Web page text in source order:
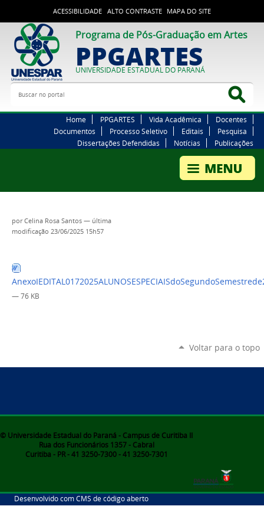
ACESSIBILIDADE ALTO CONTRASTE MAPA DO SITE
Programa de Pós-Graduação em Artes
PPGARTES
UNIVERSIDADE ESTADUAL DO PARANÁ
Buscar no portal
Home PPGARTES Vida Acadêmica
Docentes
Documentos
Processo Seletivo Editais
Pesquisa
Dissertações Defendidas
Notícias Publicações
porCelina Rosa Santos — última
modificação 23/06/2025 15h57
— 76 KB
Voltar para o topo
© Universidade Estadual do Paraná - Campus de Curitiba II
Rua dos Funcionários 1357 - Cabral
Curitiba - PR - 41 3250-7300 - 41 3250-7301
Desenvolvido com CMS de código aberto